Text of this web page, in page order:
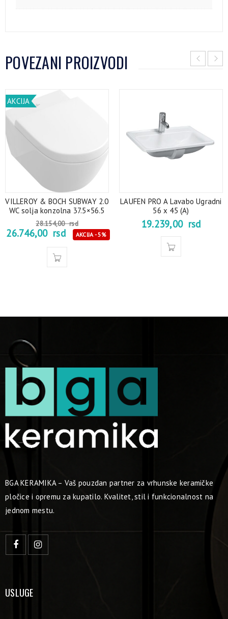
POVEZANI PROIZVODI
AKCIJA
VILLEROY & BOCH SUBWAY 2.0
WC solja konzolna 37.5×56.5
28.154,00rsd
26.746,00 rsd AKCIJA - 5%
LAUFEN PRO A Lavabo Ugradni
56 x 45 (A)
19.239,00 rsd
BGA KERAMIKA – Vaš pouzdan partner za vrhunske keramičke
pločice i opremu za kupatilo. Kvalitet, stil i funkcionalnost na
jednom mestu.
USLUGE